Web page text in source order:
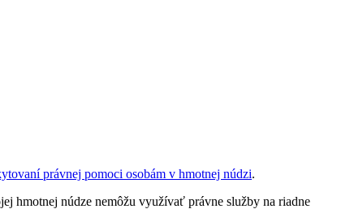
právnej pomoci osobám v hmotnej núdzi.
hmotnej núdze nemôžu využívať právne služby na riadne